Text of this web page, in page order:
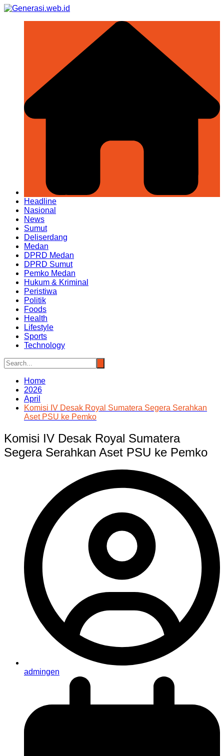
Skip
Headline
Nasional
News
Sumut
Deliserdang
Medan
DPRD Medan
DPRD Sumut
Pemko Medan
Hukum & Kriminal
Peristiwa
Politik
Foods
Health
Lifestyle
Sports
Technology
Home
2026
April
Komisi IV Desak Royal Sumatera Segera Serahkan
Aset PSU ke Pemko
Komisi IV Desak Royal Sumatera
Segera Serahkan Aset PSU ke Pemko
admingen